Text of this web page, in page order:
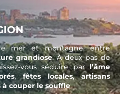
mer et montagne, entre
grandiose. À deux pas de
vous séduire parl’âme
,fêtes locales,artisans
à couper le souffle.